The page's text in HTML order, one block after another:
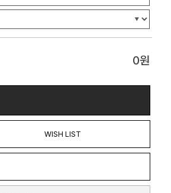
0원
WISH LIST